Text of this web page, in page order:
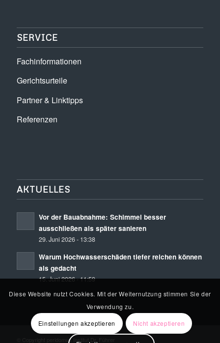
SERVICE
Fachinformationen
Gerichtsurteile
Partner & Linktipps
Referenzen
AKTUELLES
Vor der Bauabnahme: Schimmel besser
ausschließen als später sanieren
29. Juni 2026 - 13:38
Warum Hochwasserschäden tiefer reichen können
als gedacht
15. Juni 2026 - 11:59
© Copyright peridomus Institut Dr. Führer
Diese Website nutzt Cookies. Mit der Weiternutzung stimmen Sie der
Verwendung zu.
Einstellungen akzeptieren Nicht akzeptieren